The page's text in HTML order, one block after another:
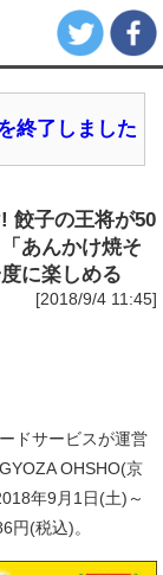
終了しました
餃子の王将が50
あんかけ焼そ
に楽しめる
[2018/9/4 11:45]
ドサービスが運営
OHSHO(京
年9月1日(土)～
円(税込)。